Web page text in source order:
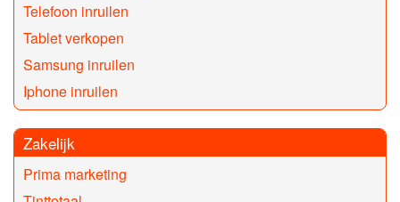
Telefoon inruilen
Tablet verkopen
Samsung inruilen
Iphone inruilen
Zakelijk
Prima marketing